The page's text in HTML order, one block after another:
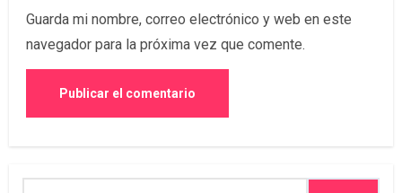
Guarda mi nombre, correo electrónico y web en este
navegador para la próxima vez que comente.